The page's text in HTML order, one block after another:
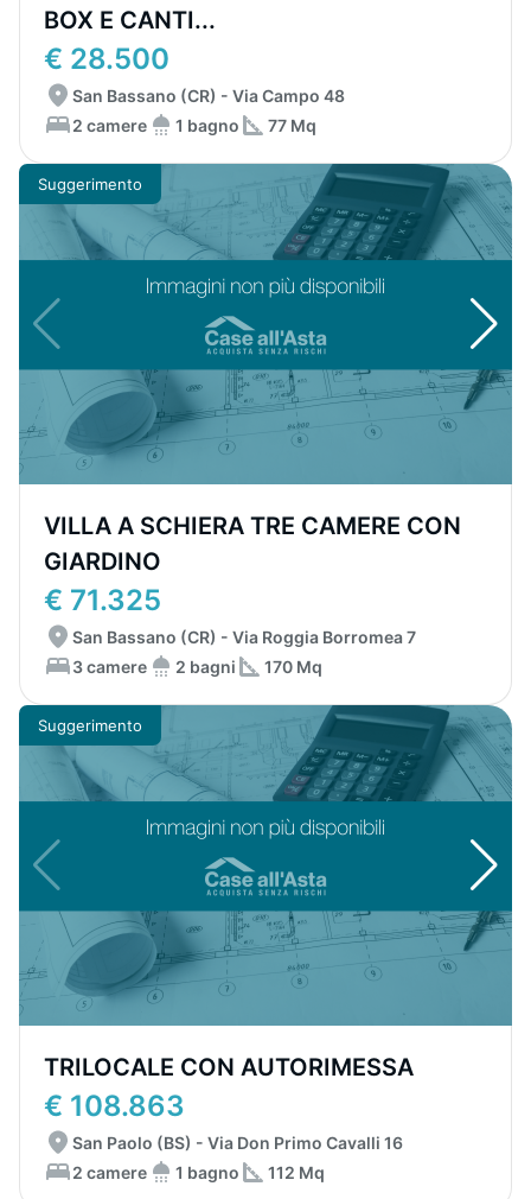
BOX E CANTI...
€ 28.500
San Bassano (CR) - Via Campo 48
2 camere
1 bagno 77 Mq
Suggerimento
VILLA A SCHIERA TRE CAMERE CON
GIARDINO
€ 71.325
San Bassano (CR) - Via Roggia Borromea 7
3 camere
2 bagni 170 Mq
Suggerimento
TRILOCALE CON AUTORIMESSA
€ 108.863
San Paolo (BS) - Via Don Primo Cavalli 16
2 camere
1 bagno 112 Mq